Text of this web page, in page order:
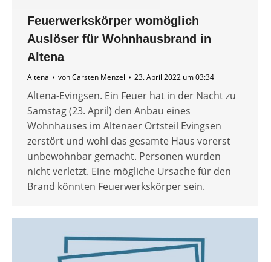
Feuerwerkskörper womöglich
Auslöser für Wohnhausbrand in
Altena
Altena vonCarsten Menzel 23. April 2022 um 03:34
Altena-Evingsen. Ein Feuer hat in der Nacht zu
Samstag (23. April) den Anbau eines
Wohnhauses im Altenaer Ortsteil Evingsen
zerstört und wohl das gesamte Haus vorerst
unbewohnbar gemacht. Personen wurden
nicht verletzt. Eine mögliche Ursache für den
Brand könnten Feuerwerkskörper sein.